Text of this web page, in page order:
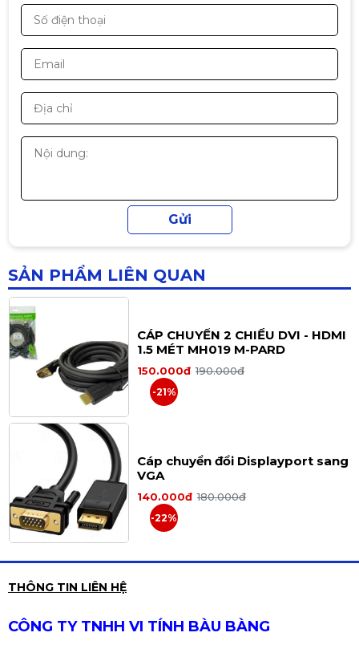
Phù hợp sử dụng
✔ Kết nối PC với màn hình VGA
✔ Sử dụng cho văn phòng, phòng net
✔ Tận dụng màn hình VGA cũ
✔ Setup máy tính đơn giản, tiết kiệm chi phí 💻
SẢN PHẨM LIÊN QUAN
Cáp dữ liệu USB 2.0 truyền dữ liệu
dài 5M
-37%
Cáp HDMI 5m VEGGIEG V-H109
4K2K – Lõi hợp kim, Đầu mạ
vàng, 19+1
150.000đ 180.000đ
CÁP CHUYỂN 2 CHIỀU DVI - HDMI
1.5 MÉT MH019 M-PARD
150.000đ 190.000đ
-21%
Cáp chuyển đổi Displayport sang
VGA
140.000đ 180.000đ
-22%
550.000đ 690.000đ
THÔNG TIN LIÊN HỆ
CÔNG TY TNHH VI TÍNH BÀU BÀNG